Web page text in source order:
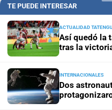
Campolitoral Revista
Podcasts Mirador Provincial
Notife
TE PUEDE INTERESAR
ACTUALIDAD
Así quedó la
tras la
INTERNACIONALES
Dos